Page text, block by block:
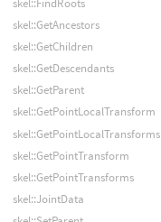
skel::GetAncestors
skel::GetChildren
skel::GetDescendants
skel::GetParent
skel::GetPointLocalTransform
skel::GetPointLocalTransforms
skel::GetPointTransform
skel::GetPointTransforms
skel::JointData